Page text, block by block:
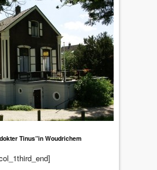
Tinus”in Woudrichem